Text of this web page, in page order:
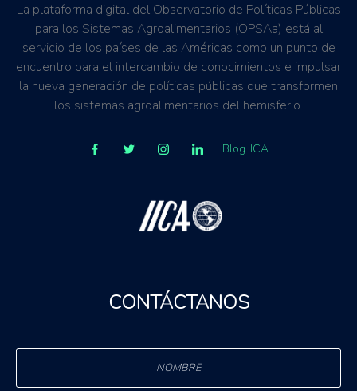
La plataforma digital del Observatorio de Políticas Públicas
para los Sistemas Agroalimentarios (OPSAa) está al
servicio de los países de las Américas como un punto de
encuentro para el intercambio de conocimientos e impulsar
la nueva generación de políticas públicas que transformen
los sistemas agroalimentarios del hemisferio.
Blog IICA
CONTÁCTANOS